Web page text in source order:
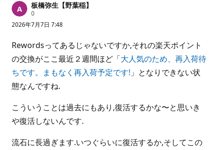
板橋弥生【野葉稲】
0評
価
の
イ
ン
ト
2026年7月7日 7:48
Rewordsってあるじゃないですか,それの楽天ポイント
の交換がここ最近２週間ほど「大人気のため、再入荷待
ちです。まもなく再入荷予定です! 」となりできない状
態なんですね.
こういうことは過去にもあり,復活するかな〜と思いき
や復活しないんです.
流石に長過ぎます.いつぐらいに復活するか,そしてこの